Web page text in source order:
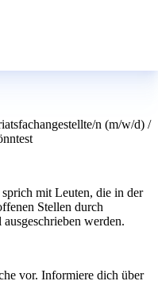
n (m/w/d) /
mit Leuten, die in der
Stellen durch
werden.
vor. Informiere dich über